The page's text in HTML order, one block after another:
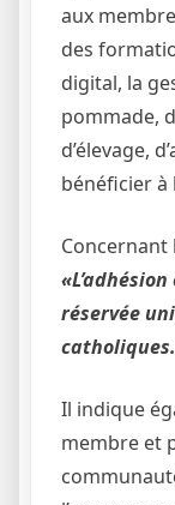
aux
des
digital, la
pommade,
d’élevage,
bénéficier à
Concernant
réservée
Il indique
membre et